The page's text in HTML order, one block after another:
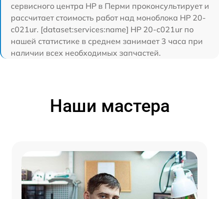
сервисного центра HP в Перми проконсультирует и
рассчитает стоимость работ над моноблока HP 20-
c021ur. [dataset:services:name] HP 20-c021ur по
нашей статистике в среднем занимает 3 часа при
наличии всех необходимых запчастей.
Наши мастера